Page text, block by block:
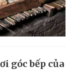
góc bếp của